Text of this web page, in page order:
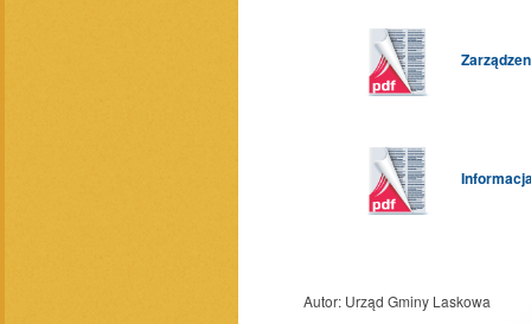
Autor: Urząd Gminy Laskowa